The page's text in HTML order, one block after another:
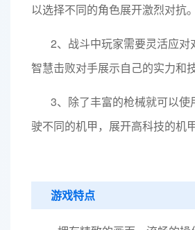
以选择不同的角色展开激烈对抗。
2、战斗中玩家需要灵活应对
智慧击败对手展示自己的实力和技
3、除了丰富的枪械就可以使
驶不同的机甲，展开高科技的机甲
游戏特点